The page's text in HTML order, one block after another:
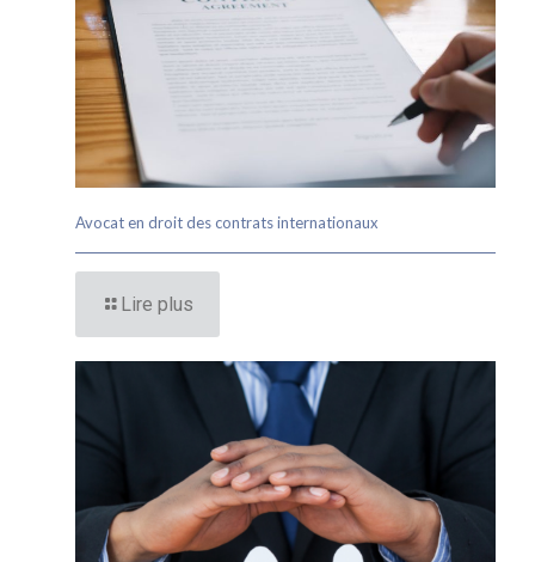
Avocat en droit des contrats internationaux
Lire plus